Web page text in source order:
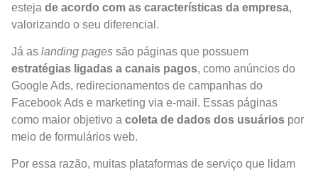
esteja de acordo com as características da empresa,
valorizando o seu diferencial.
Já as landing pages são páginas que possuem
estratégias ligadas a canais pagos, como anúncios do
Google Ads, redirecionamentos de campanhas do
Facebook Ads e marketing via e-mail. Essas páginas
como maior objetivo a coleta de dados dos usuários por
meio de formulários web.
Por essa razão, muitas plataformas de serviço que lidam